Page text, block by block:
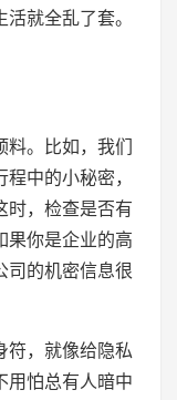
就全乱了套。
料。比如，我们
中的小秘密，
时，检查是否有
果你是企业的高
司的机密信息很
符，就像给隐私
用怕总有人暗中